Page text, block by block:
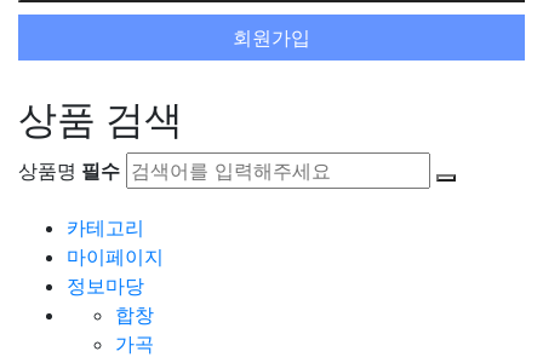
회원가입
상품 검색
상품명 필수
카테고리
마이페이지
정보마당
합창
가곡